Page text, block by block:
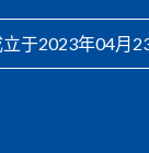
于2023年04月